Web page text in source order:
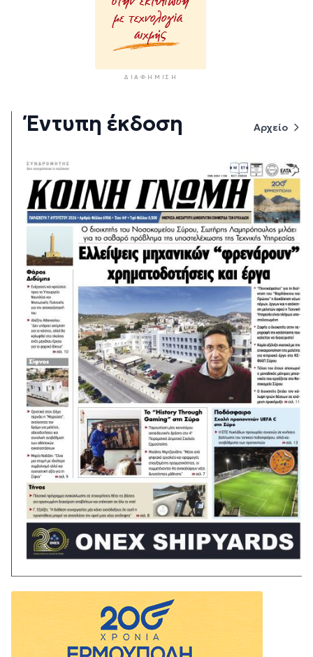
ΔΙΑΦΉΜΙΣΗ
Έντυπη έκδοση Αρχείο